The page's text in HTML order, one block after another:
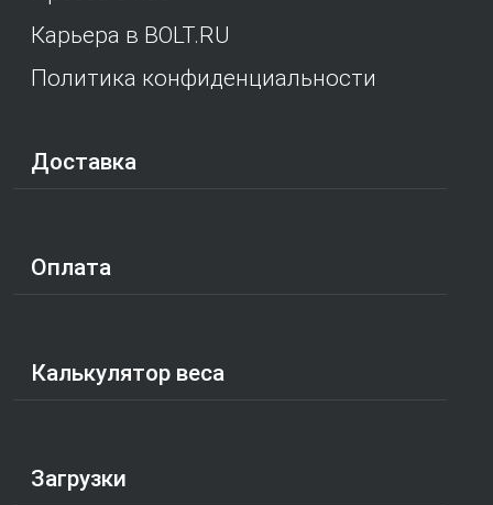
Карьера в BOLT.RU
Политика конфиденциальности
Доставка
Оплата
Калькулятор веса
Загрузки